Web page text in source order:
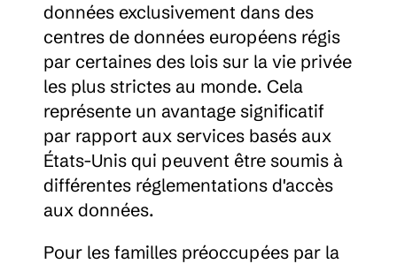
données exclusivement dans des
centres de données européens régis
par certaines des lois sur la vie privée
les plus strictes au monde. Cela
représente un avantage significatif
par rapport aux services basés aux
États-Unis qui peuvent être soumis à
différentes réglementations d'accès
aux données.
Pour les familles préoccupées par la